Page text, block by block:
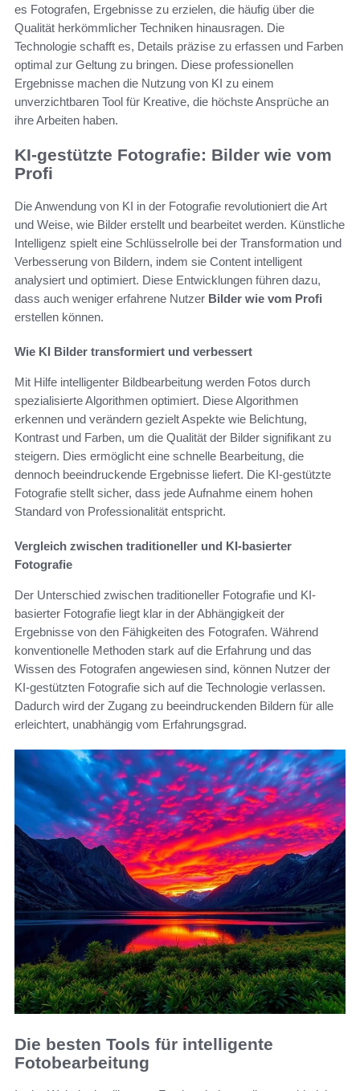
es Fotografen, Ergebnisse zu erzielen, die häufig über die
Qualität herkömmlicher Techniken hinausragen. Die
Technologie schafft es, Details präzise zu erfassen und Farben
optimal zur Geltung zu bringen. Diese professionellen
Ergebnisse machen die Nutzung von KI zu einem
unverzichtbaren Tool für Kreative, die höchste Ansprüche an
ihre Arbeiten haben.
KI-gestützte Fotografie: Bilder wie vom
Profi
Die Anwendung von KI in der Fotografie revolutioniert die Art
und Weise, wie Bilder erstellt und bearbeitet werden. Künstliche
Intelligenz spielt eine Schlüsselrolle bei der Transformation und
Verbesserung von Bildern, indem sie Content intelligent
analysiert und optimiert. Diese Entwicklungen führen dazu,
dass auch weniger erfahrene Nutzer Bilder wie vom Profi
erstellen können.
Wie KI Bilder transformiert und verbessert
Mit Hilfe intelligenter Bildbearbeitung werden Fotos durch
spezialisierte Algorithmen optimiert. Diese Algorithmen
erkennen und verändern gezielt Aspekte wie Belichtung,
Kontrast und Farben, um die Qualität der Bilder signifikant zu
steigern. Dies ermöglicht eine schnelle Bearbeitung, die
dennoch beeindruckende Ergebnisse liefert. Die KI-gestützte
Fotografie stellt sicher, dass jede Aufnahme einem hohen
Standard von Professionalität entspricht.
Vergleich zwischen traditioneller und KI-basierter
Fotografie
Der Unterschied zwischen traditioneller Fotografie und KI-
basierter Fotografie liegt klar in der Abhängigkeit der
Ergebnisse von den Fähigkeiten des Fotografen. Während
konventionelle Methoden stark auf die Erfahrung und das
Wissen des Fotografen angewiesen sind, können Nutzer der
KI-gestützten Fotografie sich auf die Technologie verlassen.
Dadurch wird der Zugang zu beeindruckenden Bildern für alle
erleichtert, unabhängig vom Erfahrungsgrad.
Die besten Tools für intelligente
Fotobearbeitung